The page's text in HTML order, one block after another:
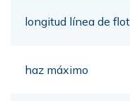
longitud línea de
haz máximo